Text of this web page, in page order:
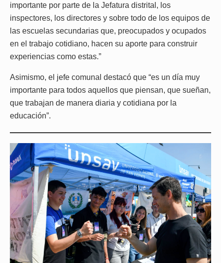
importante por parte de la Jefatura distrital, los
inspectores, los directores y sobre todo de los equipos de
las escuelas secundarias que, preocupados y ocupados
en el trabajo cotidiano, hacen su aporte para construir
experiencias como estas.”
Asimismo, el jefe comunal destacó que “es un día muy
importante para todos aquellos que piensan, que sueñan,
que trabajan de manera diaria y cotidiana por la
educación”.